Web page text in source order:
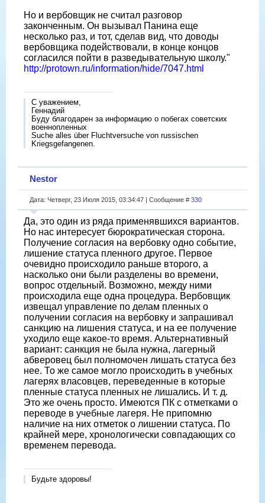
Но и вербовщик не считал разговор
законченным. Он вызывал Панина еще
несколько раз, и тот, сделав вид, что доводы
вербовщика подействовали, в конце концов
согласился пойти в разведывательную школу."
http://protown.ru/information/hide/7047.html
С уважением,
Геннадий
Буду благодарен за информацию о побегах советских
военнопленных
Suche alles über Fluchtversuche von russischen
Kriegsgefangenen.
Nestor
Дата: Четверг, 23 Июля 2015, 03:34:47 | Сообщение # 330
Да, это один из ряда применявшихся вариантов.
Но нас интересует бюрократическая сторона.
Получение согласия на вербовку одно событие,
лишение статуса пленного другое. Первое
очевидно происходило раньше второго, а
насколько они были разделены во времени,
вопрос отдельный. Возможно, между ними
происходила еще одна процедура. Вербовщик
извещал управление по делам пленных о
получении согласия на вербовку и запрашивал
санкцию на лишения статуса, и на ее получение
уходило еще какое-то время. Альтернативный
вариант: санкция не была нужна, лагерный
абверовец был полномочен лишать статуса без
нее. То же самое могло происходить в учебных
лагерях власовцев, переведенные в которые
пленные статуса пленных не лишались. И т. д.
Это же очень просто. Имеются ПК с отметками о
переводе в учебные лагеря. Не припомню
наличие на них отметок о лишении статуса. По
крайней мере, хронологически совпадающих со
временем перевода.
Будьте здоровы!